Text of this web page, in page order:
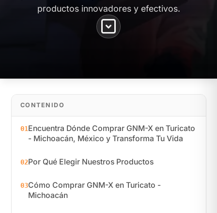
productos innovadores y efectivos.
CONTENIDO
01Encuentra Dónde Comprar GNM-X en Turicato
- Michoacán, México y Transforma Tu Vida
02Por Qué Elegir Nuestros Productos
03Cómo Comprar GNM-X en Turicato -
Michoacán